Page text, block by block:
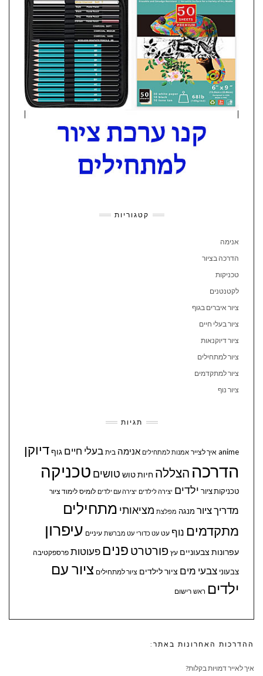
קטגוריות
אנימה
הדרכה בציור
טכניקות
לקטנטנים
ציור איברים בגוף
ציור בעלי חיים
ציור דיוקנאות
ציור למתחילים
ציור למתקדמים
ציור נוף
תגיות
anime איך לצייר אמנות למתחילים אנימה בית בעלי חיים גוףדיוקן
הדרכה הצללה חיותטוש טושים טכניקה
טכניקות ציור ילדים יצירה לילדים יצירה עם ילדים לומיס לימוד ציור
מדריך ציור מנגה מפלצת מציאותי מתחילים
מתקדמים נוף עט עט כדורי עט מברשת עיניים עיפרון
עפרונות צבעוניים עץ פורטרט פנים פעוטות פרספקטיבה
צבעוני צבעי מים ציור לילדים ציור למתחילים ציור עם
ילדים ראש רישום
ההדרכות האחרונות באתר:
איך לאייר דמויות בקלות?